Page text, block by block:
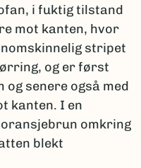
i fuktig tilstand
mot kanten, hvor
stripet
og er først
senere også med
kanten. I en
omkring
blekt